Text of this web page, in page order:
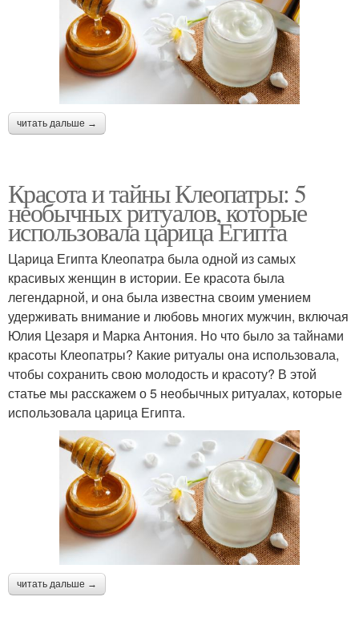
читать дальше →
Красота и тайны Клеопатры: 5
необычных ритуалов, которые
использовала царица Египта
Царица Египта Клеопатра была одной из самых
красивых женщин в истории. Ее красота была
легендарной, и она была известна своим умением
удерживать внимание и любовь многих мужчин, включая
Юлия Цезаря и Марка Антония. Но что было за тайнами
красоты Клеопатры? Какие ритуалы она использовала,
чтобы сохранить свою молодость и красоту? В этой
статье мы расскажем о 5 необычных ритуалах, которые
использовала царица Египта.
читать дальше →